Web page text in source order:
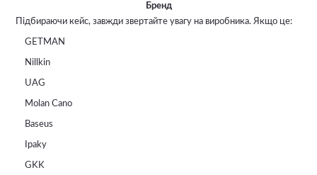
Бренд
Підбираючи кейс, завжди звертайте увагу на виробника. Якщо це:
GETMAN
Nillkin
UAG
Molan Cano
Baseus
Ipaky
GKK